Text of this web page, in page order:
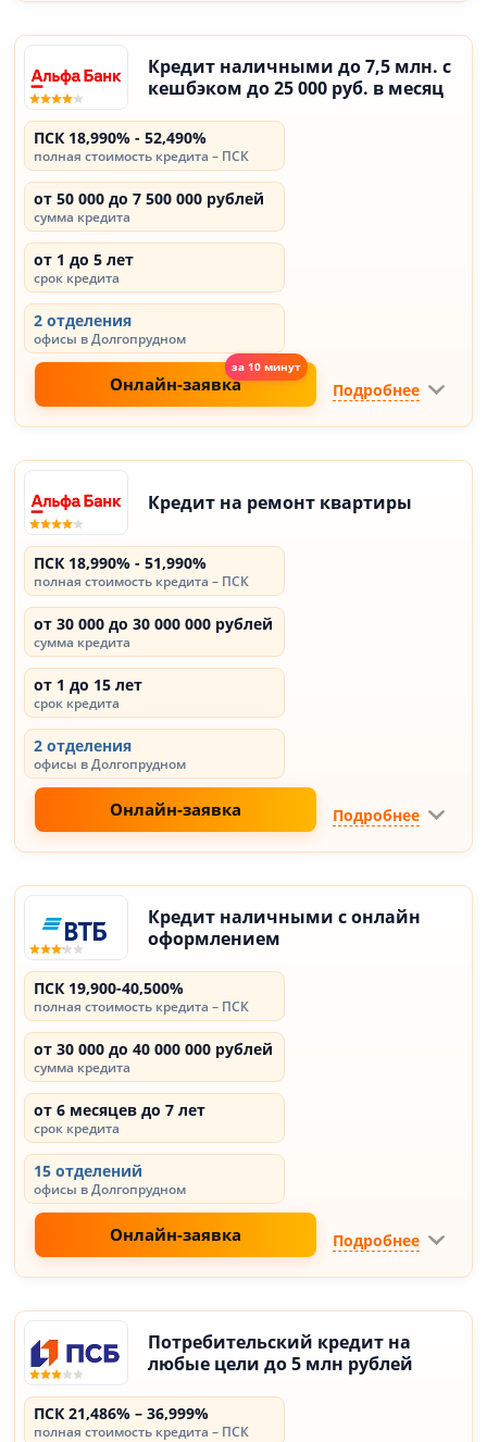
Кредит наличными до 7,5 млн. с
кешбэком до 25 000 руб. в месяц
ПСК 18,990% - 52,490%
полная стоимость кредита – ПСК
от 50 000 до 7 500 000 рублей
сумма кредита
от 1 до 5 лет
срок кредита
2 отделения
офисы в Долгопрудном
Онлайн-заявка Подробнее
Кредит на ремонт квартиры
ПСК 18,990% - 51,990%
полная стоимость кредита – ПСК
от 30 000 до 30 000 000 рублей
сумма кредита
от 1 до 15 лет
срок кредита
2 отделения
офисы в Долгопрудном
Онлайн-заявка Подробнее
Кредит наличными с онлайн
оформлением
ПСК 19,900-40,500%
полная стоимость кредита – ПСК
от 30 000 до 40 000 000 рублей
сумма кредита
от 6 месяцев до 7 лет
срок кредита
15 отделений
офисы в Долгопрудном
Онлайн-заявка Подробнее
Потребительский кредит на
любые цели до 5 млн рублей
ПСК 21,486% – 36,999%
полная стоимость кредита – ПСК